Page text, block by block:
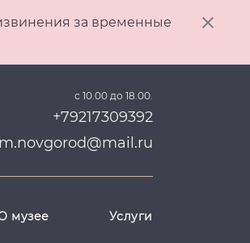
за временные
с 10.00 до 18.00.
+79217309392
музее Услуги